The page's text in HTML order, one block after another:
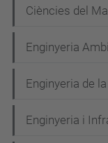
g
a
i
ó
Ciències del
Enginyeria
Enginyeria de
Enginyeria i